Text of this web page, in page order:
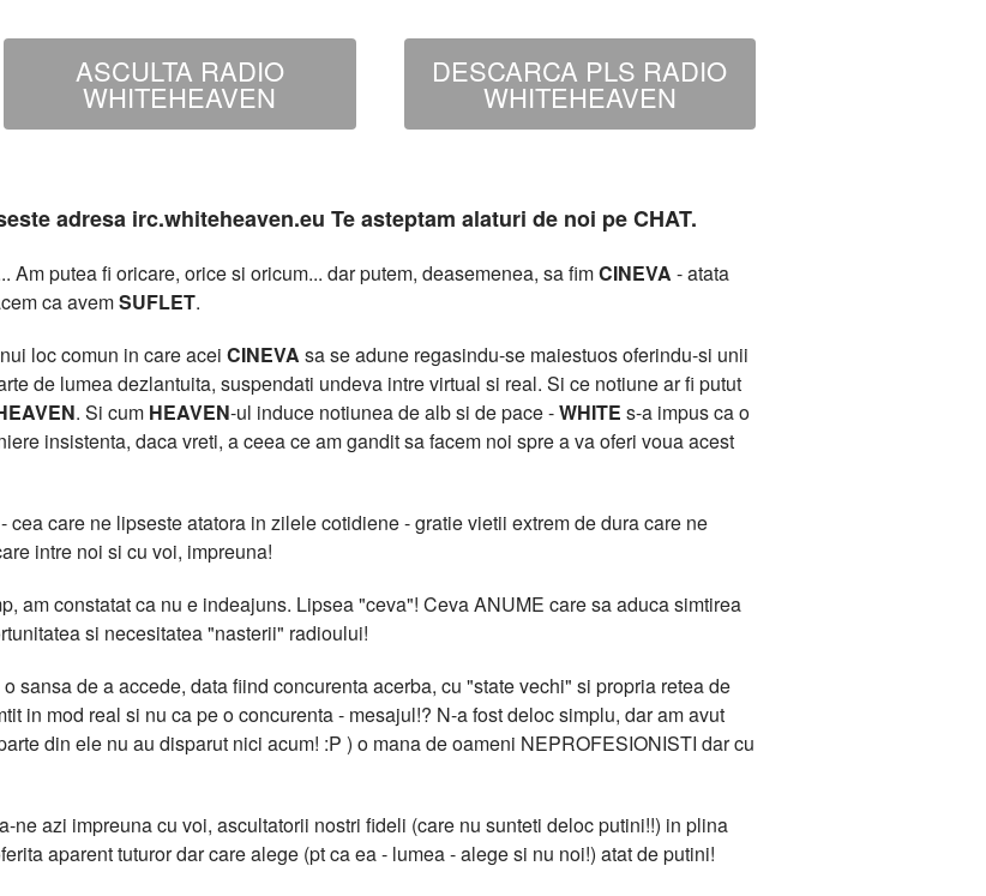
ASCULTA RADIO
WHITEHEAVEN
DESCARCA PLS RADIO
WHITEHEAVEN
adresa irc.whiteheaven.eu Te asteptam alaturi de noi pe CHAT.
Am putea fi oricare, orice si oricum... dar putem, deasemenea, sa fimCINEVA - atata
ca avemSUFLET.
loc comun in care acei CINEVA sa se adune regasindu-se maiestuos oferindu-si unii
de lumea dezlantuita, suspendati undeva intre virtual si real. Si ce notiune ar fi putut
. Si cum HEAVEN-ul induce notiunea de alb si de pace -WHITE s-a impus ca o
insistenta, daca vreti, a ceea ce am gandit sa facem noi spre a va oferi voua acest
care ne lipseste atatora in zilele cotidiene - gratie vietii extrem de dura care ne
intre noi si cu voi, impreuna!
am constatat ca nu e indeajuns. Lipsea "ceva"! Ceva ANUME care sa aduca simtirea
si necesitatea "nasterii" radioului!
sansa de a accede, data fiind concurenta acerba, cu "state vechi" si propria retea de
in mod real si nu ca pe o concurenta - mesajul!? N-a fost deloc simplu, dar am avut
din ele nu au disparut nici acum! :P ) o mana de oameni NEPROFESIONISTI dar cu
ne azi impreuna cu voi, ascultatorii nostri fideli (care nu sunteti deloc putini!!) in plina
aparent tuturor dar care alege (pt ca ea - lumea - alege si nu noi!) atat de putini!